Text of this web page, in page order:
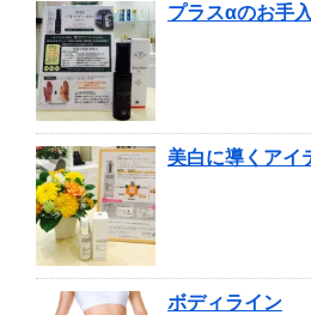
プラスαのお手
美白に導くアイ
ボディライン